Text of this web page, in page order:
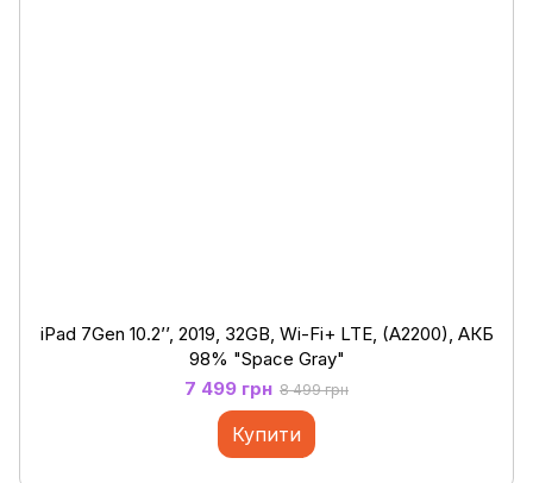
iPad 7Gen 10.2’’, 2019, 32GB, Wi-Fi+ LTE, (A2200), АКБ
98% "Space Gray"
7 499 грн 8 499 грн
Купити